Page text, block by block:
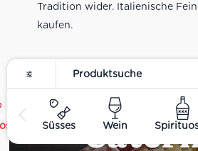
Süsses Wein
Tradition wider. Italienische
kaufen.